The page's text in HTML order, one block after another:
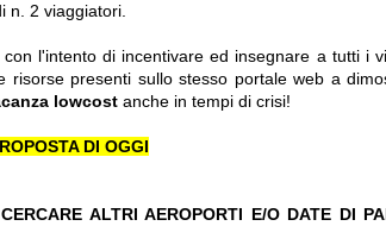
n. 2 viaggiatori.
con l'intento di incentivare ed insegnare a tutti i
presenti sullo stesso portale web a
lowcost anche in tempi di crisi!
DI OGGI
ALTRI AEROPORTI E/O DATE DI